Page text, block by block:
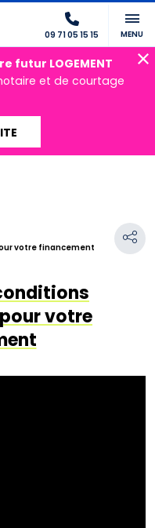
09 71 05 15 15 MENU
futur LOGEMENT
et de courtage
votre financement
votre